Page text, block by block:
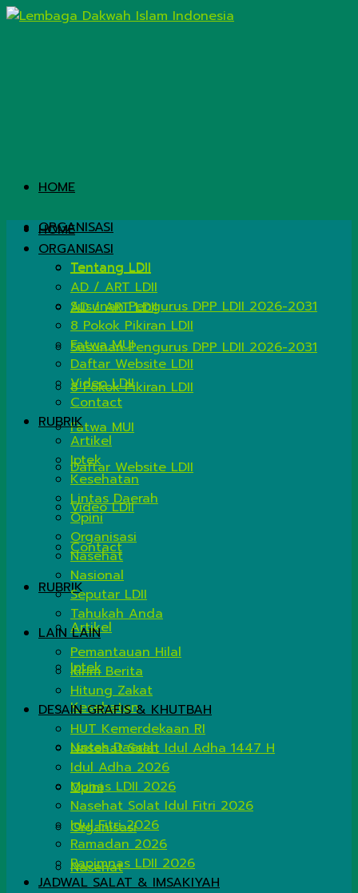
HOME
ORGANISASI
Tentang LDII
AD / ART LDII
Susunan Pengurus DPP LDII 2026-2031
8 Pokok Pikiran LDII
Fatwa MUI
Daftar Website LDII
Video LDII
Contact
RUBRIK
Artikel
Iptek
Kesehatan
Lintas Daerah
Opini
Organisasi
Nasehat
HOME
ORGANISASI
Tentang LDII
AD / ART LDII
Susunan Pengurus DPP LDII 2026-2031
8 Pokok Pikiran LDII
Fatwa MUI
Daftar Website LDII
Video LDII
Contact
RUBRIK
Artikel
Iptek
Kesehatan
Lintas Daerah
Opini
Organisasi
Nasehat
Nasional
Seputar LDII
Tahukah Anda
LAIN LAIN
Pemantauan Hilal
Kirim Berita
Hitung Zakat
DESAIN GRAFIS & KHUTBAH
HUT Kemerdekaan RI
Nasehat Salat Idul Adha 1447 H
Idul Adha 2026
Munas LDII 2026
Nasehat Solat Idul Fitri 2026
Idul Fitri 2026
Ramadan 2026
Rapimnas LDII 2026
JADWAL SALAT & IMSAKIYAH